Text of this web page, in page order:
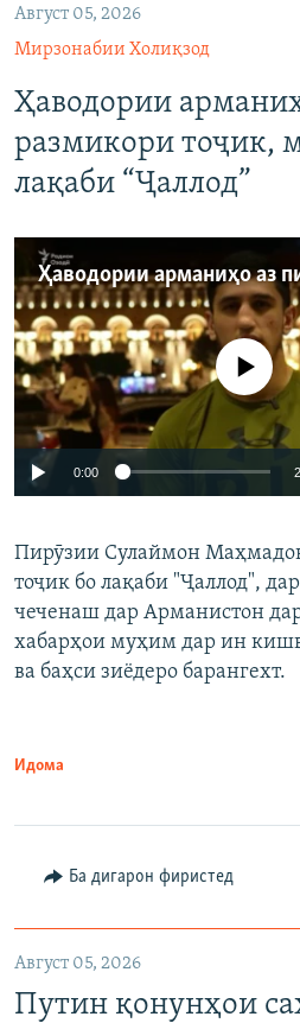
Август 05, 2026
Мирзонабии Холиқзод
Ҳаводории
размикори тоҷик,
лақаби “Ҷаллод”
Auto 240p
720p
Феълан кор
0:00
Пирӯзии Сулаймон
тоҷик бо лақаби "Ҷаллод",
чеченаш дар Арманистон
хабарҳои муҳим дар ин
ва баҳси зиёдеро барангехт.
Идома
Ба дигарон фиристед
Август 05, 2026
Путин қонунҳои